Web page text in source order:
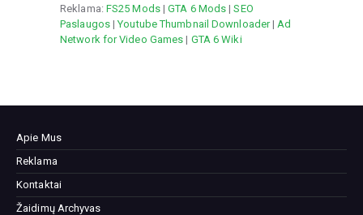
Reklama: FS25 Mods|GTA 6 Mods |SEO
Paslaugos|Youtube Thumbnail Downloader| Ad
Network for Video Games | GTA 6 Wiki
Apie Mus
Reklama
Kontaktai
Žaidimų Archyvas